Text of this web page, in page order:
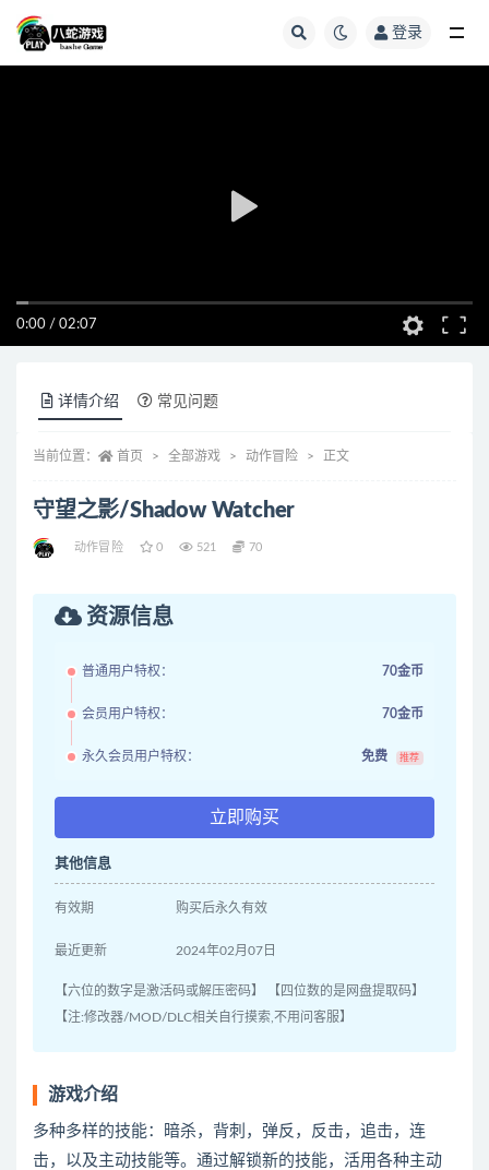
登录
0:00 / 02:07
详情介绍 常见问题
当前位置： 首页 全部游戏 动作冒险 正文
守望之影/Shadow Watcher
动作冒险 0 521 70
资源信息
普通用户特权： 70金币
会员用户特权： 70金币
永久会员用户特权： 免费 推荐
立即购买
其他信息
有效期 购买后永久有效
最近更新 2024年02月07日
【六位的数字是激活码或解压密码】 【四位数的是网盘提取码】
【注:修改器/MOD/DLC相关自行摸索,不用问客服】
游戏介绍
多种多样的技能：暗杀，背刺，弹反，反击，追击，连
击，以及主动技能等。通过解锁新的技能，活用各种主动